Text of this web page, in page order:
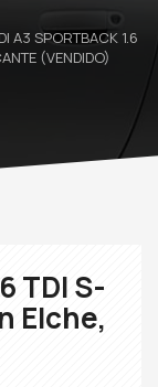
A3 SPORTBACK 1.6
(VENDIDO)
TDI S-
Elche,